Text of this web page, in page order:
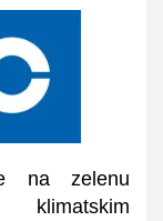
na zelenu